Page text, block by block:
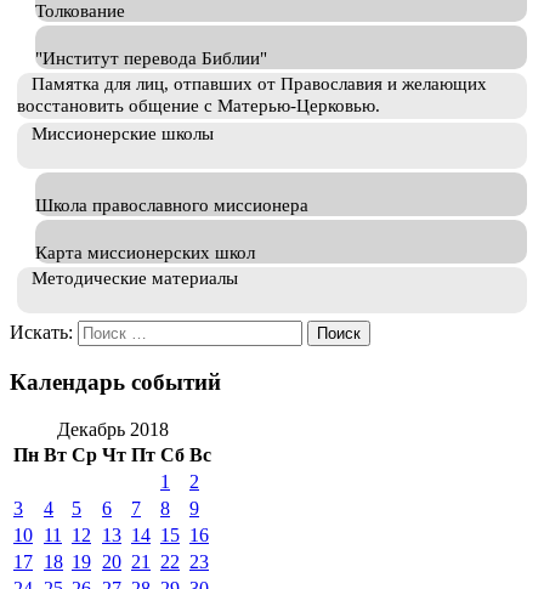
Толкование
"Институт перевода Библии"
Памятка для лиц, отпавших от Православия и желающих
восстановить общение с Матерью-Церковью.
Миссионерские школы
Школа православного миссионера
Карта миссионерских школ
Методические материалы
Искать:
Календарь событий
Декабрь 2018
Пн Вт Ср Чт Пт Сб Вс
1
2
3
4 5 6 7 8
9
10 11 12 13 14 15 16
17 18 19 20 21 22 23